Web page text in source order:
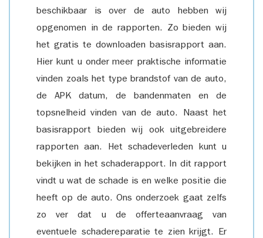
beschikbaar is over de auto hebben wij
opgenomen in de rapporten. Zo bieden wij
het gratis te downloaden basisrapport aan.
Hier kunt u onder meer praktische informatie
vinden zoals het type brandstof van de auto,
de APK datum, de bandenmaten en de
topsnelheid vinden van de auto. Naast het
basisrapport bieden wij ook uitgebreidere
rapporten aan. Het schadeverleden kunt u
bekijken in het schaderapport. In dit rapport
vindt u wat de schade is en welke positie die
heeft op de auto. Ons onderzoek gaat zelfs
zo ver dat u de offerteaanvraag van
eventuele schadereparatie te zien krijgt. Er